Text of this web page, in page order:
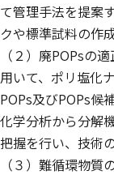
て管理手法を提案
クや標準試料の作
（２）廃POPsの
用いて、ポリ塩化
POPs及びPOPs候
化学分析から分解
把握を行い、技術
（３）難循環物